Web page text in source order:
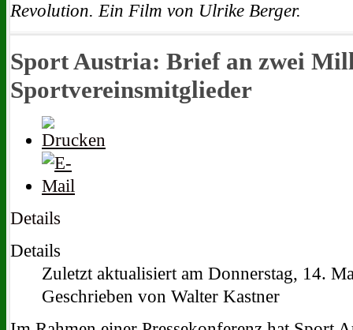
Revolution. Ein Film von Ulrike Berger.
Sport Austria: Brief an zwei
Sportvereinsmitglieder
Details
Details
Zuletzt aktualisiert am Donnerstag, 14.
Geschrieben von Walter Kastner